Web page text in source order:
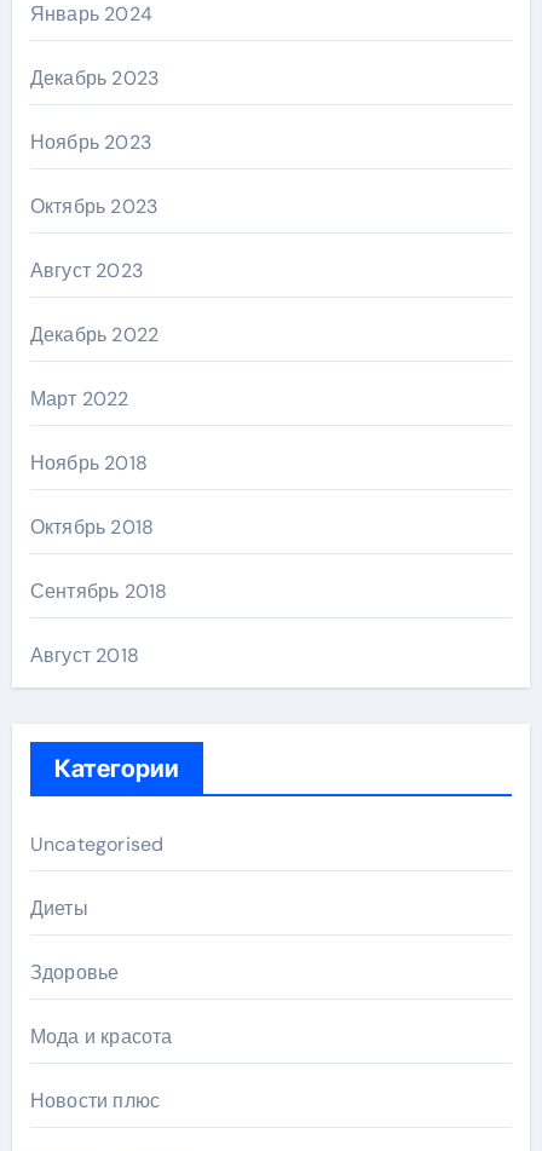
Январь 2024
Декабрь 2023
Ноябрь 2023
Октябрь 2023
Август 2023
Декабрь 2022
Март 2022
Ноябрь 2018
Октябрь 2018
Сентябрь 2018
Август 2018
Категории
Uncategorised
Диеты
Здоровье
Мода и красота
Новости плюс